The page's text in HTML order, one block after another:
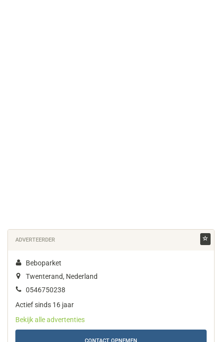
ADVERTEERDER
Beboparket
Twenterand, Nederland
0546750238
Actief sinds 16 jaar
Bekijk alle advertenties